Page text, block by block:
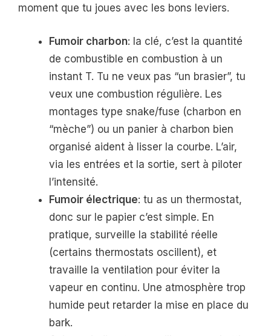
moment que tu joues avec les bons leviers.
Fumoir charbon: la clé, c’est la quantité
de combustible en combustion à un
instant T. Tu ne veux pas “un brasier”, tu
veux une combustion régulière. Les
montages type snake/fuse (charbon en
“mèche”) ou un panier à charbon bien
organisé aident à lisser la courbe. L’air,
via les entrées et la sortie, sert à piloter
l’intensité.
Fumoir électrique: tu as un thermostat,
donc sur le papier c’est simple. En
pratique, surveille la stabilité réelle
(certains thermostats oscillent), et
travaille la ventilation pour éviter la
vapeur en continu. Une atmosphère trop
humide peut retarder la mise en place du
bark.